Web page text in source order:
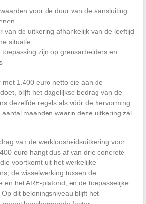
voor de duur van de aansluiting
van de uitkering afhankelijk van de leeftijd
situatie
toepassing zijn op grensarbeiders en
met 1.400 euro netto die aan de
blijft het dagelijkse bedrag van de
dezelfde regels als vóór de hervorming.
aantal maanden waarin deze uitkering zal
van de werkloosheidsuitkering voor
euro hangt dus af van drie concrete
voortkomt uit het werkelijke
de wisselwerking tussen de
en het ARE-plafond, en de toepasselijke
dit beloningsniveau blijft het